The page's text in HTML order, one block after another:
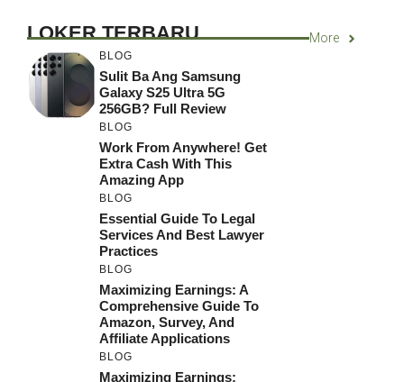
LOKER TERBARU More
BLOG
Sulit Ba Ang Samsung
Galaxy S25 Ultra 5G
256GB? Full Review
BLOG
Work From Anywhere! Get
Extra Cash With This
Amazing App
BLOG
Essential Guide To Legal
Services And Best Lawyer
Practices
BLOG
Maximizing Earnings: A
Comprehensive Guide To
Amazon, Survey, And
Affiliate Applications
BLOG
Maximizing Earnings: